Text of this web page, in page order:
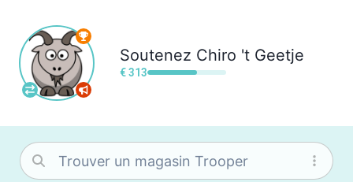
Soutenez Chiro 't Geetje
€ 313